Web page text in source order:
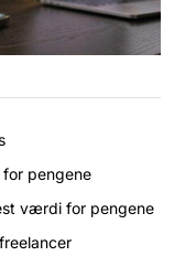
pengene
værdi for pengene